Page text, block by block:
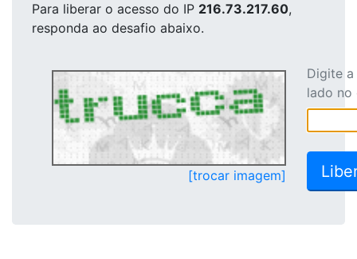
Para liberar o acesso do IP 216.73.217.60,
responda ao desafio abaixo.
[trocar imagem]
Digite
lado no